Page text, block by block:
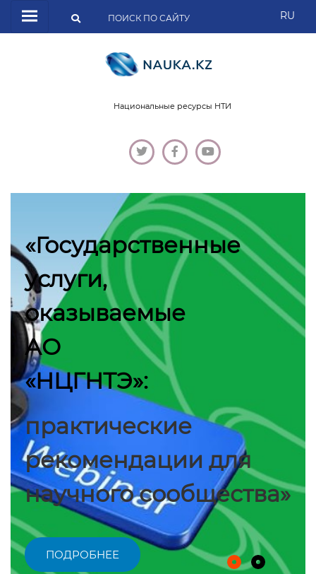
RU
Национальные ресурсы НТИ
«Государственные
услуги,
оказываемые
АО
«НЦГНТЭ»:
практические
рекомендации для
научного сообщества»
ПОДРОБНЕЕ